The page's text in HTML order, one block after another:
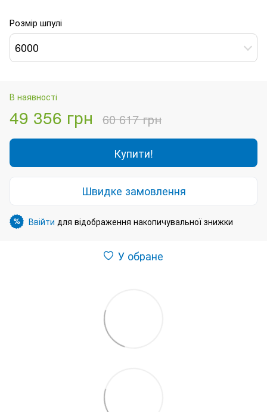
Розмір шпулі
6000
В наявності
49 356 грн 60 617 грн
Купити!
Швидке замовлення
% Ввійти для відображення накопичувальної знижки
У обране